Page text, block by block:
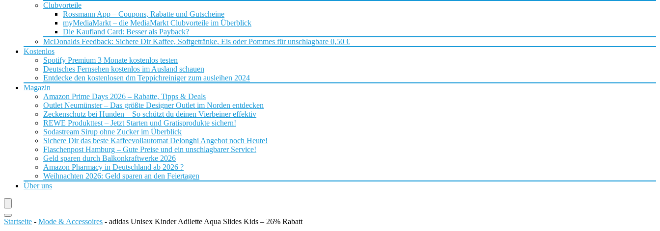
Clubvorteile
Rossmann App – Coupons, Rabatte und Gutscheine
myMediaMarkt – die MediaMarkt Clubvorteile im Überblick
Die Kaufland Card: Besser als Payback?
McDonalds Feedback: Sichere Dir Kaffee, Softgetränke, Eis oder Pommes für unschlagbare 0,50 €
Kostenlos
Spotify Premium 3 Monate kostenlos testen
Deutsches Fernsehen kostenlos im Ausland schauen
Entdecke den kostenlosen dm Teppichreiniger zum ausleihen 2024
Magazin
Amazon Prime Days 2026 – Rabatte, Tipps & Deals
Outlet Neumünster – Das größte Designer Outlet im Norden entdecken
Zeckenschutz bei Hunden – So schützt du deinen Vierbeiner effektiv
REWE Produkttest – Jetzt Starten und Gratisprodukte sichern!
Sodastream Sirup ohne Zucker im Überblick
Sichere Dir das beste Kaffeevollautomat Delonghi Angebot noch Heute!
Flaschenpost Hamburg – Gute Preise und ein unschlagbarer Service!
Geld sparen durch Balkonkraftwerke 2026
Amazon Pharmacy in Deutschland ab 2026 ?
Weihnachten 2026: Geld sparen an den Feiertagen
Über uns
Startseite - Mode & Accessoires - adidas Unisex Kinder Adilette Aqua Slides Kids – 26% Rabatt